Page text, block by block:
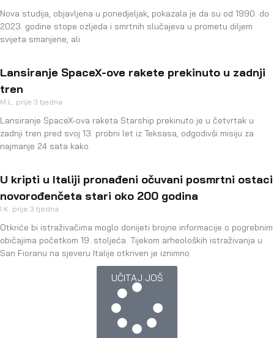
Nova studija, objavljena u ponedjeljak, pokazala je da su od 1990. do
2023. godine stope ozljeda i smrtnih slučajeva u prometu diljem
svijeta smanjene, ali
Lansiranje SpaceX-ove rakete prekinuto u zadnji
tren
M.L. prije 3 tjedna
Lansiranje SpaceX-ova raketa Starship prekinuto je u četvrtak u
zadnji tren pred svoj 13. probni let iz Teksasa, odgodivši misiju za
najmanje 24 sata kako
U kripti u Italiji pronađeni očuvani posmrtni ostaci
novorođenčeta stari oko 200 godina
I.K. prije 3 tjedna
Otkriće bi istraživačima moglo donijeti brojne informacije o pogrebnim
običajima početkom 19. stoljeća. Tijekom arheoloških istraživanja u
San Fioranu na sjeveru Italije otkriven je iznimno
UČITAJ JOŠ